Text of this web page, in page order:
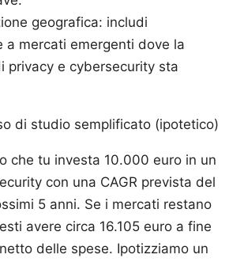
geografica: includi
a mercati emergenti dove la
privacy e cybersecurity sta
di studio semplificato (ipotetico)
che tu investa 10.000 euro in un
con una CAGR prevista del
5 anni. Se i mercati restano
avere circa 16.105 euro a fine
delle spese. Ipotizziamo un